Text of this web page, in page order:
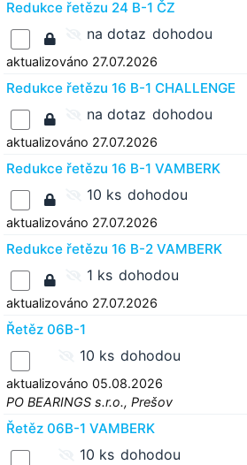
Redukce řetězu 24 B-1 ČZ
na dotaz dohodou
aktualizováno 27.07.2026
Redukce řetězu 16 B-1 CHALLENGE
na dotaz dohodou
aktualizováno 27.07.2026
Redukce řetězu 16 B-1 VAMBERK
10 ks dohodou
aktualizováno 27.07.2026
Redukce řetězu 16 B-2 VAMBERK
1 ks dohodou
aktualizováno 27.07.2026
Řetěz 06B-1
10 ks dohodou
aktualizováno 05.08.2026
PO BEARINGS s.r.o., Prešov
Řetěz 06B-1 VAMBERK
10 ks dohodou